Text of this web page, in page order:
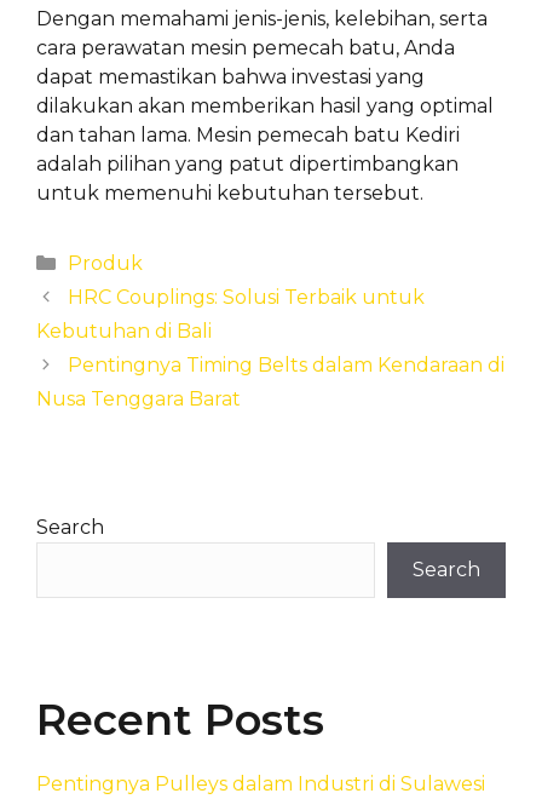
Dengan memahami jenis-jenis, kelebihan, serta
cara perawatan mesin pemecah batu, Anda
dapat memastikan bahwa investasi yang
dilakukan akan memberikan hasil yang optimal
dan tahan lama. Mesin pemecah batu Kediri
adalah pilihan yang patut dipertimbangkan
untuk memenuhi kebutuhan tersebut.
Categories
Produk
HRC Couplings: Solusi Terbaik untuk
Kebutuhan di Bali
Pentingnya Timing Belts dalam Kendaraan di
Nusa Tenggara Barat
Search
Search
Recent Posts
Pentingnya Pulleys dalam Industri di Sulawesi